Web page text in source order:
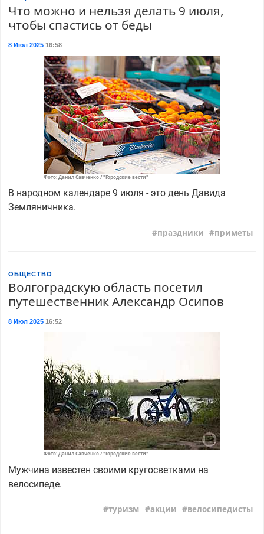
Что можно и нельзя делать 9 июля,
чтобы спастись от беды
8 Июл 202516:58
Фото: Данил Савченко / "Городские вести"
В народном календаре 9 июля - это день Давида
Земляничника.
праздники приметы
ОБЩЕСТВО
Волгоградскую область посетил
путешественник Александр Осипов
8 Июл 202516:52
Фото: Данил Савченко / "Городские вести"
Мужчина известен своими кругосветками на
велосипеде.
туризм акции велосипедисты